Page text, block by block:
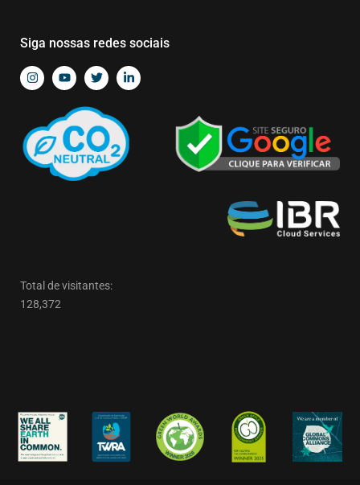
Siga nossas redes sociais
Total de visitantes:
128,372